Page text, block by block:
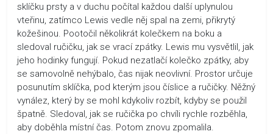
sklíčku prsty a v duchu počítal každou další uplynulou
vteřinu, zatímco Lewis vedle něj spal na zemi, přikrytý
kožešinou. Pootočil několikrát kolečkem na boku a
sledoval ručičku, jak se vrací zpátky. Lewis mu vysvětlil, jak
jeho hodinky fungují. Pokud nezatlačí kolečko zpátky, aby
se samovolně nehýbalo, čas nijak neovlivní. Prostor určuje
posunutím sklíčka, pod kterým jsou číslice a ručičky. Něžný
vynález, který by se mohl kdykoliv rozbít, kdyby se použil
špatně. Sledoval, jak se ručička po chvíli rychle rozběhla,
aby doběhla místní čas. Potom znovu zpomalila.